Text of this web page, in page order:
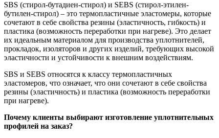
SBS (стирол-бутадиен-стирол) и SEBS (стирол-этилен-
бутилен-стирол) – это термопластичные эластомеры, которые
сочетают в себе свойства резины (эластичность, гибкость) и
пластика (возможность переработки при нагреве). Это делает
их идеальным материалом для производства уплотнителей,
прокладок, изоляторов и других изделий, требующих высокой
эластичности и устойчивости к внешним воздействиям.
SBS и SEBS относятся к классу термопластичных
эластомеров, что означает, что они сочетают в себе свойства
резины (эластичность) и пластика (возможность переработки
при нагреве).
Почему клиенты выбирают изготовление уплотнительных
профилей на заказ?